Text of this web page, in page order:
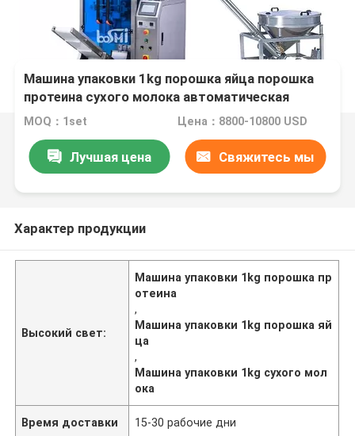
Машина упаковки 1kg порошка яйца порошка
протеина сухого молока автоматическая
MOQ：1set Цена：8800-10800 USD
Лучшая цена Свяжитесь мы
Характер продукции
Высокий свет:
Машина упаковки 1kg порошка пр
отеина
,
Машина упаковки 1kg порошка яй
ца
,
Машина упаковки 1kg сухого мол
ока
Время доставки 15-30 рабочие дни